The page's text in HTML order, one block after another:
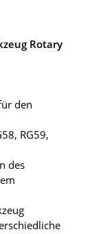
Rotary
den
RG59,
des